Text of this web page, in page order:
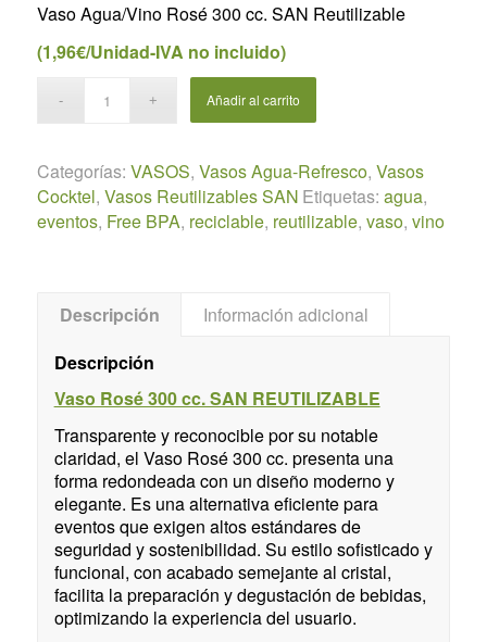
Vaso Agua/Vino Rosé 300 cc. SAN Reutilizable
(1,96€/Unidad-IVA no incluido)
Añadir al carrito
Categorías: VASOS, Vasos Agua-Refresco, Vasos
Cocktel, Vasos Reutilizables SAN Etiquetas: agua,
eventos, Free BPA, reciclable, reutilizable, vaso, vino
Descripción
Información adicional
Descripción
Vaso Rosé 300 cc. SAN REUTILIZABLE
Transparente y reconocible por su notable
claridad, el Vaso Rosé 300 cc. presenta una
forma redondeada con un diseño moderno y
elegante. Es una alternativa eficiente para
eventos que exigen altos estándares de
seguridad y sostenibilidad. Su estilo sofisticado y
funcional, con acabado semejante al cristal,
facilita la preparación y degustación de bebidas,
optimizando la experiencia del usuario.